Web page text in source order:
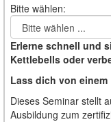
Bitte wählen:
...
Erlerne schnell und
Kettlebells oder
Lass dich von
Dieses Seminar stellt
Ausbildung zum